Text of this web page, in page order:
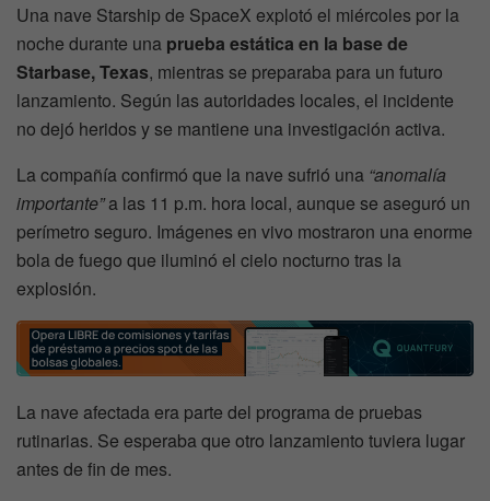
Una nave Starship de SpaceX explotó el miércoles por la
noche durante una prueba estática en la base de
Starbase, Texas, mientras se preparaba para un futuro
lanzamiento. Según las autoridades locales, el incidente
no dejó heridos y se mantiene una investigación activa.
La compañía confirmó que la nave sufrió una “anomalía
importante”a las 11 p.m. hora local, aunque se aseguró un
perímetro seguro. Imágenes en vivo mostraron una enorme
bola de fuego que iluminó el cielo nocturno tras la
explosión.
La nave afectada era parte del programa de pruebas
rutinarias. Se esperaba que otro lanzamiento tuviera lugar
antes de fin de mes.